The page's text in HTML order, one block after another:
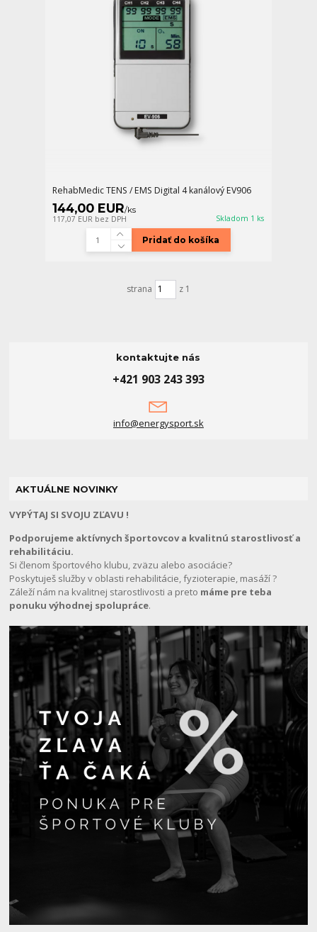
RehabMedic TENS / EMS Digital 4 kanálový EV906
144,00 EUR/ks
117,07 EUR bez DPH Skladom 1 ks
Pridať do košíka
strana z 1
kontaktujte nás
+421 903 243 393
info@energysport.sk
AKTUÁLNE NOVINKY
VYPÝTAJ SI SVOJU ZĽAVU !
Podporujeme aktívnych športovcov a kvalitnú starostlivosť a
rehabilitáciu.
Si členom športového klubu, zväzu alebo asociácie?
Poskytuješ služby v oblasti rehabilitácie, fyzioterapie, masáží ?
Záleží nám na kvalitnej starostlivosti a preto máme pre teba
ponuku výhodnej spolupráce.